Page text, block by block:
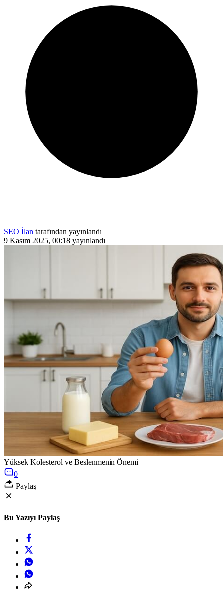
SEO İlan tarafından yayınlandı
9 Kasım 2025, 00:18 yayınlandı
Yüksek Kolesterol ve Beslenmenin Önemi
0
Paylaş
Bu Yazıyı Paylaş